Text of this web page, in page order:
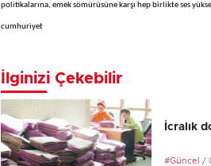
politikalarına, emek sömürüsüne karşı hep birlikte ses
cumhuriyet
İlginizi Çekebilir
İcralık
#Güncel /